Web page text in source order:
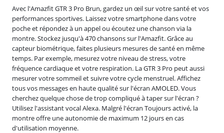
Avec l'Amazfit GTR 3 Pro Brun, gardez un œil sur votre santé et vos
performances sportives. Laissez votre smartphone dans votre
poche et répondez à un appel ou écoutez une chanson via la
montre. Stockez jusqu'à 470 chansons sur l'Amazfit. Grâce au
capteur biométrique, faites plusieurs mesures de santé en même
temps. Par exemple, mesurez votre niveau de stress, votre
fréquence cardiaque et votre respiration. La GTR 3 Pro peut aussi
mesurer votre sommeil et suivre votre cycle menstruel. Affichez
tous vos messages en haute qualité sur l'écran AMOLED. Vous
cherchez quelque chose de trop compliqué à taper sur l'écran ?
Utilisez l'assistant vocal Alexa. Malgré l'écran Toujours activé, la
montre offre une autonomie de maximum 12 jours en cas
d'utilisation moyenne.